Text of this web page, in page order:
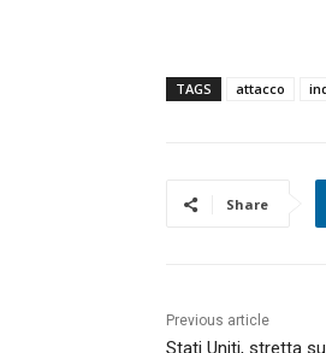
TAGS attacco
Share
Previous article